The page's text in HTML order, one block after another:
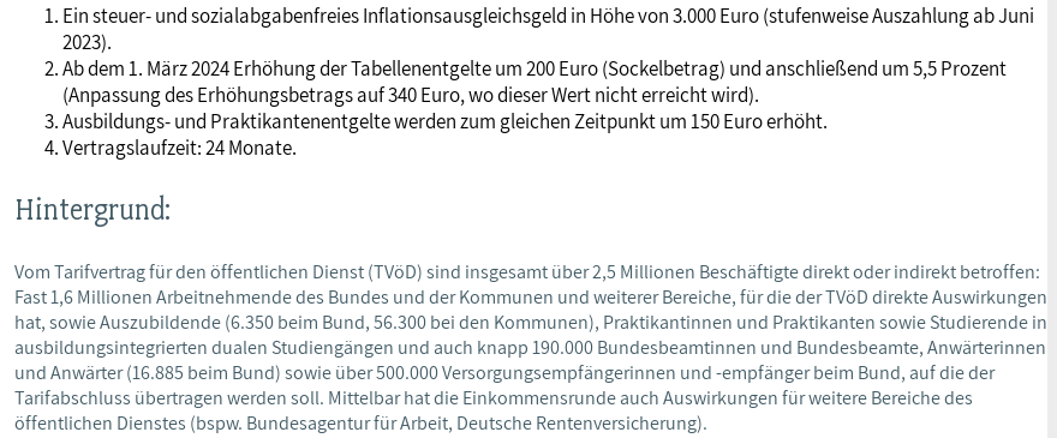
Ein steuer- und sozialabgabenfreies Inflationsausgleichsgeld in Höhe von 3.000 Euro (stufenweise Auszahlung ab Juni
2023).
Ab dem 1. März 2024 Erhöhung der Tabellenentgelte um 200 Euro (Sockelbetrag) und anschließend um 5,5 Prozent
(Anpassung des Erhöhungsbetrags auf 340 Euro, wo dieser Wert nicht erreicht wird).
Ausbildungs- und Praktikantenentgelte werden zum gleichen Zeitpunkt um 150 Euro erhöht.
Vertragslaufzeit: 24 Monate.
Hintergrund:
Vom Tarifvertrag für den öffentlichen Dienst (TVöD) sind insgesamt über 2,5 Millionen Beschäftigte direkt oder indirekt betroffen:
Fast 1,6 Millionen Arbeitnehmende des Bundes und der Kommunen und weiterer Bereiche, für die der TVöD direkte Auswirkungen
hat, sowie Auszubildende (6.350 beim Bund, 56.300 bei den Kommunen), Praktikantinnen und Praktikanten sowie Studierende in
ausbildungsintegrierten dualen Studiengängen und auch knapp 190.000 Bundesbeamtinnen und Bundesbeamte, Anwärterinnen
und Anwärter (16.885 beim Bund) sowie über 500.000 Versorgungsempfängerinnen und -empfänger beim Bund, auf die der
Tarifabschluss übertragen werden soll. Mittelbar hat die Einkommensrunde auch Auswirkungen für weitere Bereiche des
öffentlichen Dienstes (bspw. Bundesagentur für Arbeit, Deutsche Rentenversicherung).